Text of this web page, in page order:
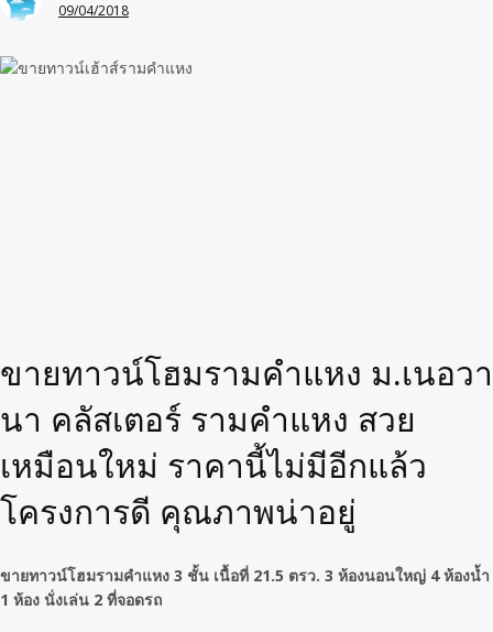
09/04/2018
ขายทาวน์โฮมรามคำแหง ม.เนอวา
นา คลัสเตอร์ รามคำแหง สวย
เหมือนใหม่ ราคานี้ไม่มีอีกแล้ว
โครงการดี คุณภาพน่าอยู่
ขายทาวน์โฮมรามคำแหง 3 ชั้น เนื้อที่ 21.5 ตรว. 3 ห้องนอนใหญ่ 4 ห้องน้ำ
1 ห้อง นั่งเล่น 2 ที่จอดรถ